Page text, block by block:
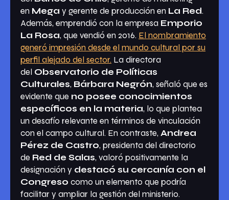
en Mega y gerente de producción en La Red.
Además, emprendió con la empresa Emporio
La Rosa, que vendió en 2016. El nombramiento
generó impresión desde el mundo cultural por su
perfil alejado del sector. La directora
del Observatorio de Políticas
Culturales, Bárbara Negrón, señaló que es
evidente que no posee conocimientos
específicos en la materia, lo que plantea
un desafío relevante en términos de vinculación
con el campo cultural. En contraste, Andrea
Pérez de Castro, presidenta del directorio
de Red de Salas, valoró positivamente la
designación y destacó su cercanía con el
Congreso como un elemento que podría
facilitar y ampliar la gestión del ministerio.